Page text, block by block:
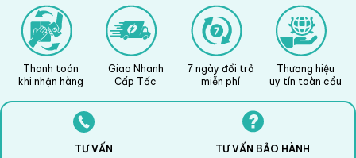
Thanh toán
khi nhận hàng
Giao Nhanh
Cấp Tốc
7 ngày đổi trả
miễn phí
Thương hiệu
uy tín toàn cầu
TƯ VẤN
TƯ VẤN BẢO HÀNH